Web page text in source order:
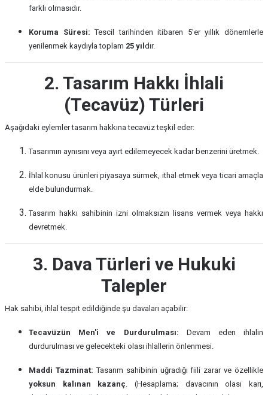
farklı olmasıdır.
Koruma Süresi: Tescil tarihinden itibaren 5'er yıllık dönemlerle
yenilenmek kaydıyla toplam 25 yıl dır.
2. Tasarım Hakkı İhlali
(Tecavüz) Türleri
Aşağıdaki eylemler tasarım hakkına tecavüz teşkil eder:
Tasarımın aynısını veya ayırt edilemeyecek kadar benzerini üretmek.
İhlal konusu ürünleri piyasaya sürmek, ithal etmek veya ticari amaçla
elde bulundurmak.
Tasarım hakkı sahibinin izni olmaksızın lisans vermek veya hakkı
devretmek.
3. Dava Türleri ve Hukuki
Talepler
Hak sahibi, ihlal tespit edildiğinde şu davaları açabilir:
Tecavüzün Men'i ve Durdurulması: Devam eden ihlalin
durdurulması ve gelecekteki olası ihlallerin önlenmesi.
Maddi Tazminat: Tasarım sahibinin uğradığı fiili zarar ve özellikle
yoksun kalınan kazanç. (Hesaplama; davacının olası karı,